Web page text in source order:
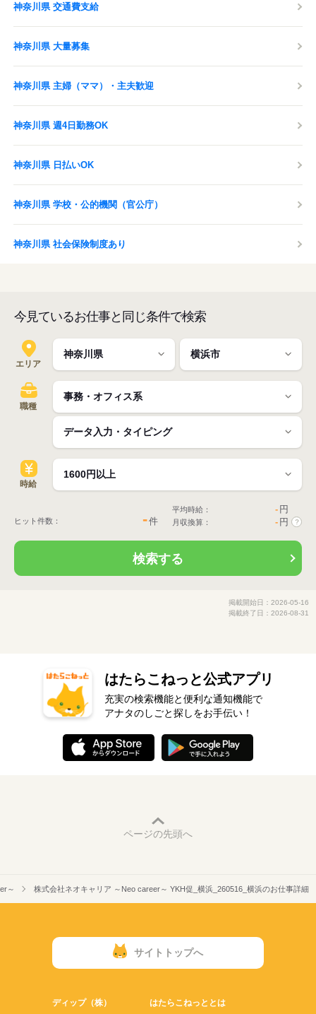
神奈川県 交通費支給
神奈川県 大量募集
神奈川県 主婦（ママ）・主夫歓迎
神奈川県 週4日勤務OK
神奈川県 日払いOK
神奈川県 学校・公的機関（官公庁）
神奈川県 社会保険制度あり
今見ているお仕事と同じ条件で検索
エリア
職種
時給
ヒット件数： -件
平均時給： - 円
月収換算： - 円 ?
検索する
掲載開始日：2026-05-16
掲載終了日：2026-08-31
はたらこねっと公式アプリ
充実の検索機能と便利な通知機能で
アナタのしごと探しをお手伝い！
ページの先頭へ
～ 株式会社ネオキャリア ～Neo career～ YKH促_横浜_260516_横浜のお仕事詳細
サイトトップへ
ディップ（株） はたらこねっととは